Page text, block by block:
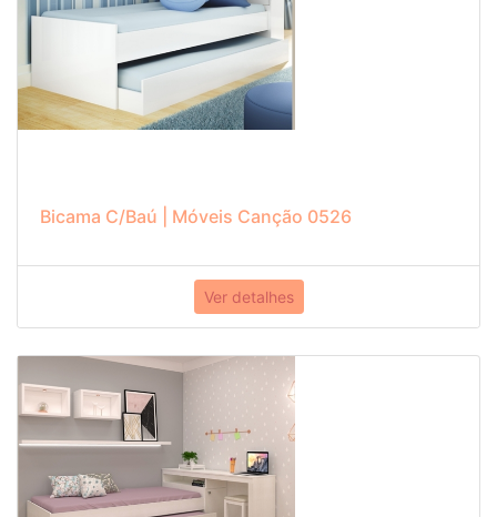
Bicama C/Baú | Móveis Canção 0526
Ver detalhes